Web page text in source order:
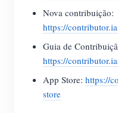
Nova contribuição:
https://
Guia de
https://
App Store: https://
store